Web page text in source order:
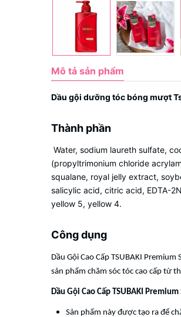
Mô tả sản phẩm
Dầu gội dưỡng tóc bóng mượt
Thành phần
Water, sodium laureth sulfate,
(propyltrimonium chloride
squalane, royal jelly extract,
salicylic acid, citric acid, EDTA-
yellow 5, yellow 4.
Công dụng
Dầu Gội Cao Cấp TSUBAKI
sản phẩm chăm sóc tóc cao cấp từ
Dầu Gội Cao Cấp TSUBAKI
Sản phẩm này được tạo ra để